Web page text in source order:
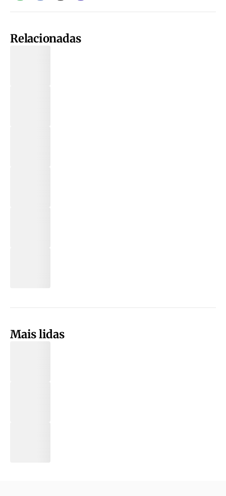
Relacionadas
Mais lidas